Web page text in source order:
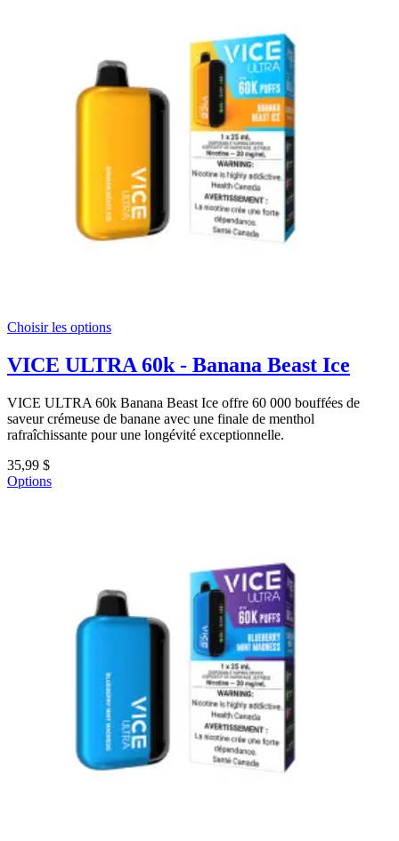
Choisir les options
VICE ULTRA 60k - Banana Beast Ice
VICE ULTRA 60k Banana Beast Ice offre 60 000 bouffées de
saveur crémeuse de banane avec une finale de menthol
rafraîchissante pour une longévité exceptionnelle.
35,99 $
Options